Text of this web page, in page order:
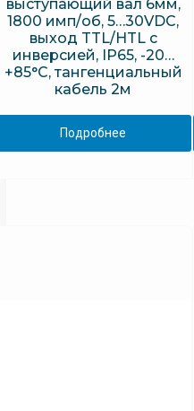
выступающий вал 6мм,
1800 имп/об, 5…30VDC,
выход TTL/HTL с
инверсией, IP65, -20…
+85°C, тангенциальный
кабель 2м
Подробнее